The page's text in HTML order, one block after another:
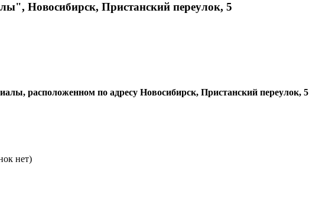
Новосибирск, Пристанский переулок, 5
расположенном по адресу Новосибирск, Пристанский переулок, 5
нет)